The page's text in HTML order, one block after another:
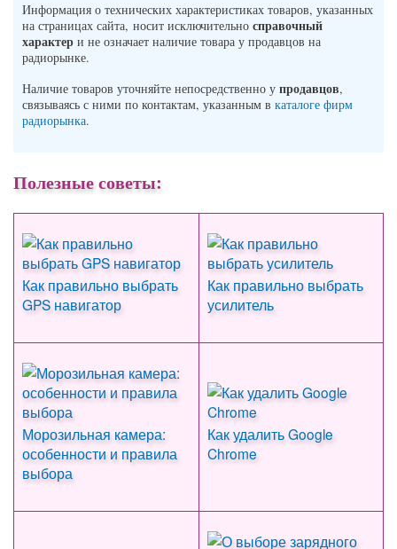
Информация о технических характеристиках товаров, указанных
на страницах сайта, носит исключительно справочный
характер и не означает наличие товара у продавцов на
радиорынке.
Наличие товаров уточняйте непосредственно у продавцов,
связываясь с ними по контактам, указанным в каталоге фирм
радиорынка.
Полезные советы:
Как правильно выбрать
GPS навигатор
Как правильно выбрать
усилитель
Морозильная камера:
особенности и правила
выбора
Как удалить Google
Chrome